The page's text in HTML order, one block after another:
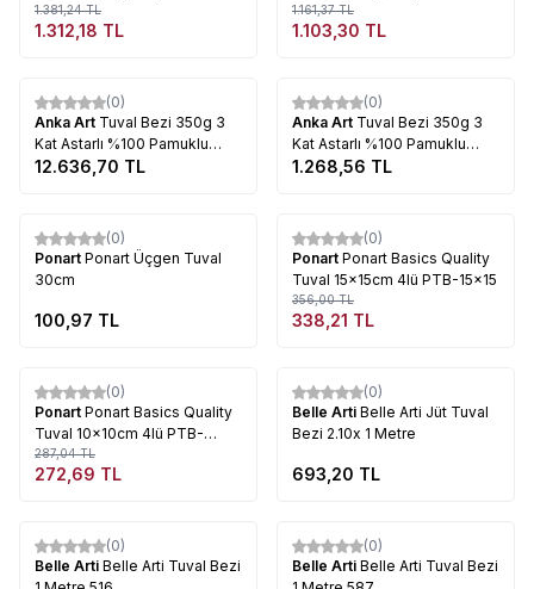
Bezi
1.381,24TL
1.312,18 TL
Bezi
1.161,37TL
1.103,30 TL
(0)
Anka Art Tuval Bezi 350g 3
Kat Astarlı %100 Pamuklu
2.20cm 20 Metre
12.636,70 TL
(0)
Anka Art Tuval Bezi 350g 3
Kat Astarlı %100 Pamuklu
2.20cm 1 Metre
1.268,56 TL
(0)
Ponart Ponart Üçgen Tuval
30cm
100,97 TL
%5
(0)
Ponart Ponart Basics Quality
Tuval 15x15cm 4lü PTB-15x15
356,00TL
338,21 TL
%5
(0)
Ponart Ponart Basics Quality
Tuval 10x10cm 4lü PTB-
10x10
287,04TL
272,69 TL
(0)
Belle Arti Belle Arti Jüt Tuval
Bezi 2.10x 1 Metre
693,20 TL
%5
(0)
Belle Arti Belle Arti Tuval Bezi
%5
(0)
Belle Arti Belle Arti Tuval Bezi